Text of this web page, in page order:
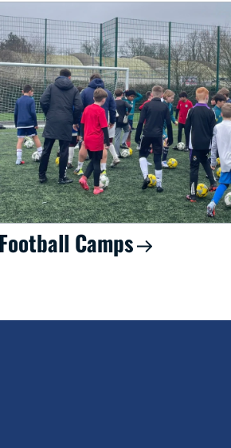
Football Camps